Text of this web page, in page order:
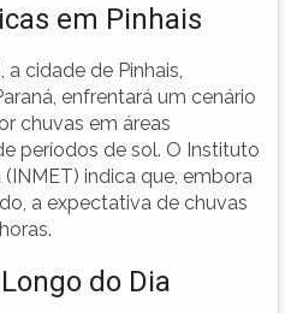
em Pinhais
cidade de Pinhais,
enfrentará um cenário
chuvas em áreas
períodos de sol. O Instituto
indica que, embora
a expectativa de chuvas
do Dia